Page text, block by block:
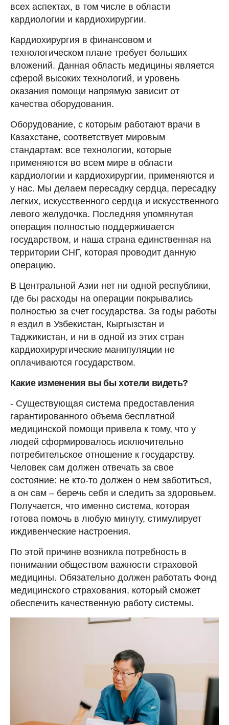
всех аспектах, в том числе в области
кардиологии и кардиохирургии.
Кардиохирургия в финансовом и
технологическом плане требует больших
вложений. Данная область медицины является
сферой высоких технологий, и уровень
оказания помощи напрямую зависит от
качества оборудования.
Оборудование, с которым работают врачи в
Казахстане, соответствует мировым
стандартам: все технологии, которые
применяются во всем мире в области
кардиологии и кардиохирургии, применяются и
у нас. Мы делаем пересадку сердца, пересадку
легких, искусственного сердца и искусственного
левого желудочка. Последняя упомянутая
операция полностью поддерживается
государством, и наша страна единственная на
территории СНГ, которая проводит данную
операцию.
В Центральной Азии нет ни одной республики,
где бы расходы на операции покрывались
полностью за счет государства. За годы работы
я ездил в Узбекистан, Кыргызстан и
Таджикистан, и ни в одной из этих стран
кардиохирургические манипуляции не
оплачиваются государством.
Какие изменения вы бы хотели видеть?
- Существующая система предоставления
гарантированного объема бесплатной
медицинской помощи привела к тому, что у
людей сформировалось исключительно
потребительское отношение к государству.
Человек сам должен отвечать за свое
состояние: не кто-то должен о нем заботиться,
а он сам – беречь себя и следить за здоровьем.
Получается, что именно система, которая
готова помочь в любую минуту, стимулирует
иждивенческие настроения.
По этой причине возникла потребность в
понимании обществом важности страховой
медицины. Обязательно должен работать Фонд
медицинского страхования, который сможет
обеспечить качественную работу системы.